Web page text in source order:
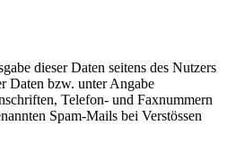
dieser Daten seitens des Nutzers
Daten bzw. unter Angabe
Telefon- und Faxnummern
Spam-Mails bei Verstössen